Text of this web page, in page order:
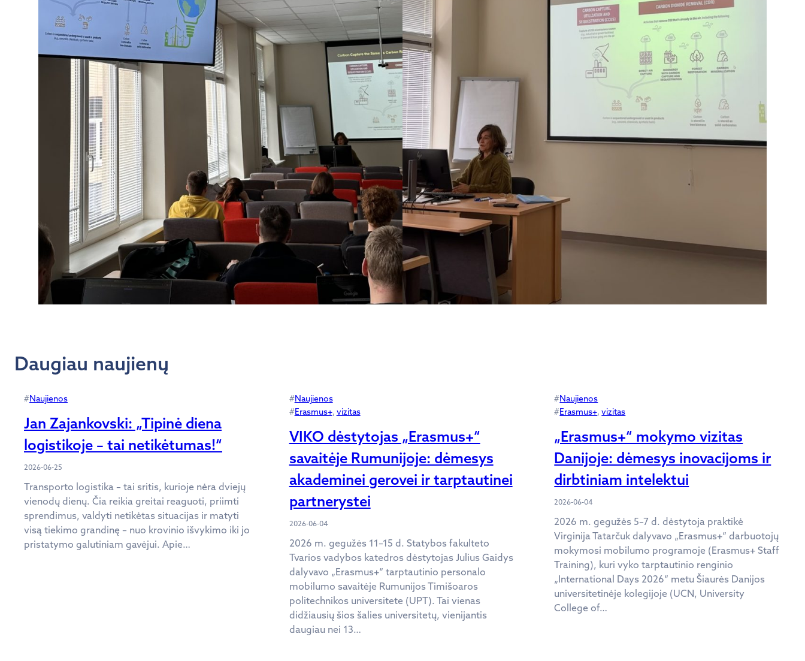
Daugiau naujienų
#Naujienos
Jan Zajankovski: „Tipinė diena
logistikoje – tai netikėtumas!“
2026-06-25
Transporto logistika – tai sritis, kurioje nėra dviejų
vienodų dienų. Čia reikia greitai reaguoti, priimti
sprendimus, valdyti netikėtas situacijas ir matyti
visą tiekimo grandinę – nuo krovinio išvykimo iki jo
pristatymo galutiniam gavėjui. Apie…
#Naujienos
#Erasmus+, vizitas
VIKO dėstytojas „Erasmus+“
savaitėje Rumunijoje: dėmesys
akademinei gerovei ir tarptautinei
partnerystei
2026-06-04
2026 m. gegužės 11–15 d. Statybos fakulteto
Tvarios vadybos katedros dėstytojas Julius Gaidys
dalyvavo „Erasmus+“ tarptautinio personalo
mobilumo savaitėje Rumunijos Timišoaros
politechnikos universitete (UPT). Tai vienas
didžiausių šios šalies universitetų, vienijantis
daugiau nei 13…
#Naujienos
#Erasmus+, vizitas
„Erasmus+“ mokymo vizitas
Danijoje: dėmesys inovacijoms ir
dirbtiniam intelektui
2026-06-04
2026 m. gegužės 5–7 d. dėstytoja praktikė
Virginija Tatarčuk dalyvavo „Erasmus+“ darbuotojų
mokymosi mobilumo programoje (Erasmus+ Staff
Training), kuri vyko tarptautinio renginio
„International Days 2026“ metu Šiaurės Danijos
universitetinėje kolegijoje (UCN, University
College of…